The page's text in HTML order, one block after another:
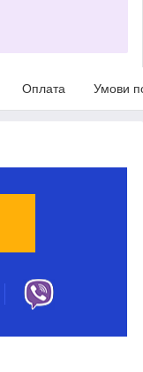
Оплата Умови